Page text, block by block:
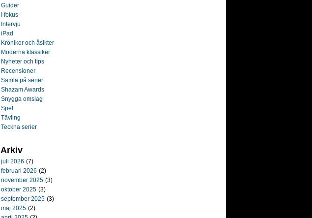
Guider
I fokus
Intervju
iPad
Krönikor och åsikter
Moderna klassiker
Nyheter och tips
Recensioner
Samla på serier
Shazam Awards
Snygga omslag
Spel
Tävling
Teckna serier
Arkiv
juli 2026 (7)
februari 2026 (2)
november 2025 (3)
oktober 2025 (3)
september 2025 (3)
maj 2025 (2)